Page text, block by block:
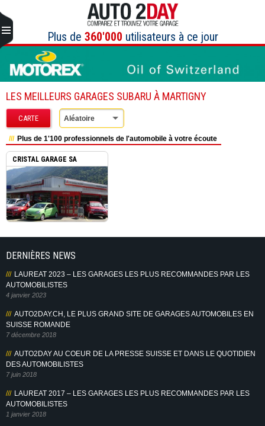
au
contenu
Plus de 360'000 utilisateurs à ce jour
LES MEILLEURS GARAGES SUBARU À MARTIGNY
CARTE Aléatoire
Plus de 1'100 professionnels de l'automobile à votre écoute
CRISTAL GARAGE SA
MARTIGNY
DERNIÈRES NEWS
LAUREAT 2023 – LES GARAGES LES PLUS RECOMMANDES PAR LES
AUTOMOBILISTES
4 janvier 2023
AUTO2DAY.CH, LE PLUS GRAND SITE DE GARAGES AUTOMOBILES EN
SUISSE ROMANDE
7 décembre 2018
AUTO2DAY AU COEUR DE LA PRESSE SUISSE ET DANS LE QUOTIDIEN
DES AUTOMOBILISTES
7 juin 2018
LAUREAT 2017 – LES GARAGES LES PLUS RECOMMANDES PAR LES
AUTOMOBILISTES
1 janvier 2018